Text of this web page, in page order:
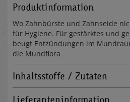
Produktinformation
Wo Zahnbürste und Zahnseide
für Hygiene. Für gestärktes und
beugt Entzündungen im
die Mundflora
Inhaltsstoffe / Zutaten
Lieferanteninformation